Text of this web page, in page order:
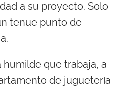
a su proyecto. Solo
tenue punto de
que trabaja, a
de juguetería